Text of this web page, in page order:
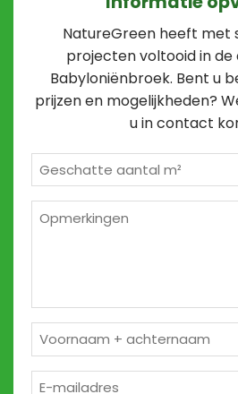
NatureGreen heeft met
projecten voltooid in de
Babyloniënbroek. Bent u
prijzen en mogelijkheden?
u in contact
m²
Naam
*